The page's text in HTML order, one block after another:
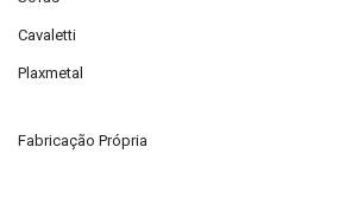
Cavaletti
Plaxmetal
Fabricação Própria